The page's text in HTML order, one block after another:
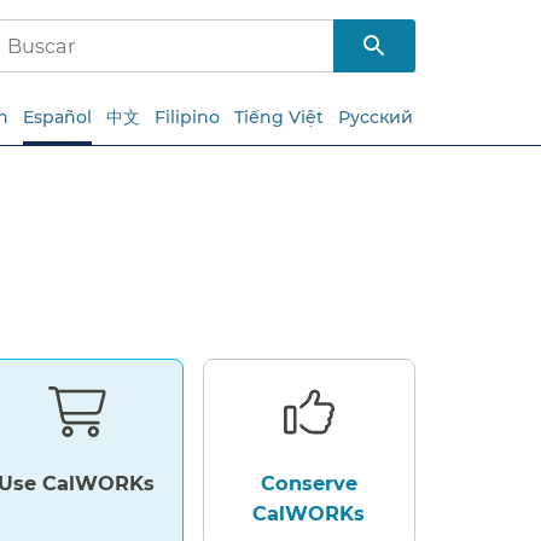
Español 中文 Filipino Tiếng Việt Русский
CalWORKs​​
Conserve
CalWORKs​​